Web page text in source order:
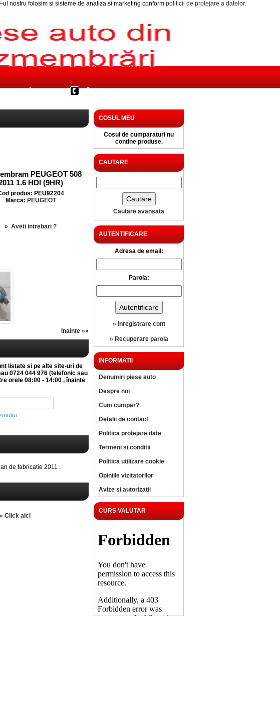
nostru folosim si sisteme de analiza si marketing conform politicii de protejare a datelor.
Contact
PEUGEOT 508
1.6 HDI (9HR)
produs: PEU92204
Marca: PEUGEOT
» Aveti intrebari ?
Inainte »»
listate si pe alte site-uri de
0724 044 976 (telefonic sau
orele 08:00 - 14:00 , înainte
.
de fabricatie 2011 .
» Click aici
COSUL MEU
Cosul de cumparaturi nu
contine produse.
CAUTARE
Cautare avansata
AUTENTIFICARE
Adresa de email:
Parola:
» Inregistrare cont
» Recuperare parola
INFORMATII
Denumiri piese auto
Despre noi
Cum cumpar?
Detalii de contact
Politica protejare date
Termeni si conditii
Politica utilizare cookie
Opiniile vizitatorilor
Avize si autorizatii
CURS VALUTAR